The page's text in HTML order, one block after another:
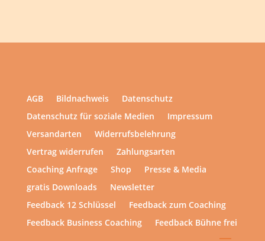
AGB Bildnachweis
Datenschutz
Datenschutz für soziale Medien
Impressum
Versandarten
Widerrufsbelehrung
Vertrag widerrufen
Zahlungsarten
Coaching Anfrage
Shop
Presse & Media
gratis Downloads
Newsletter
Feedback 12 Schlüssel
Feedback zum Coaching
Feedback Business Coaching
Feedback Bühne frei